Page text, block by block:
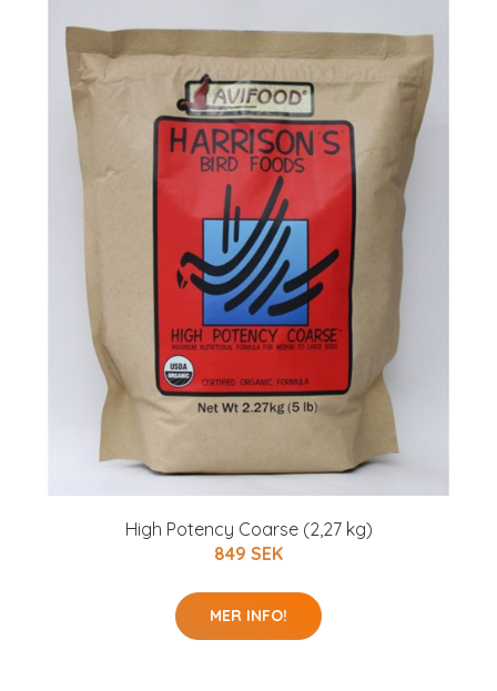
High Potency Coarse (2,27 kg)
849 SEK
MER INFO!